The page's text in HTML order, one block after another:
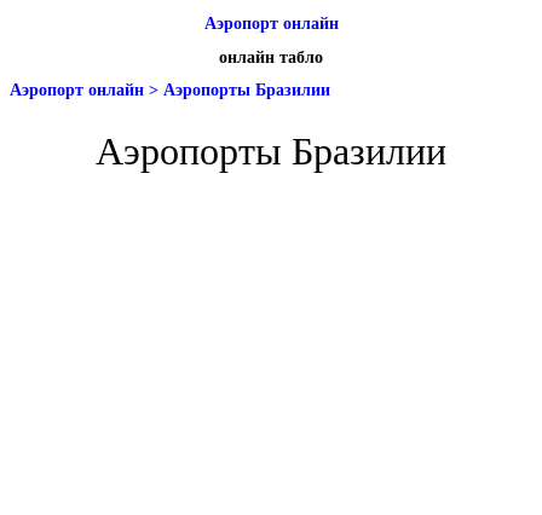
Аэропорт онлайн
онлайн табло
Аэропорт онлайн > Аэропорты Бразилии
Аэропорты Бразилии